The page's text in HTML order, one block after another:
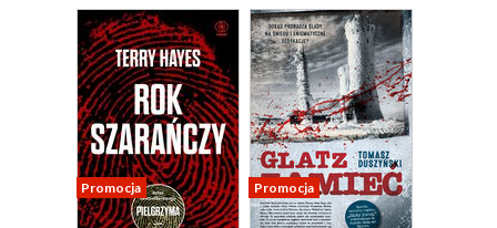
Promocja Promocja